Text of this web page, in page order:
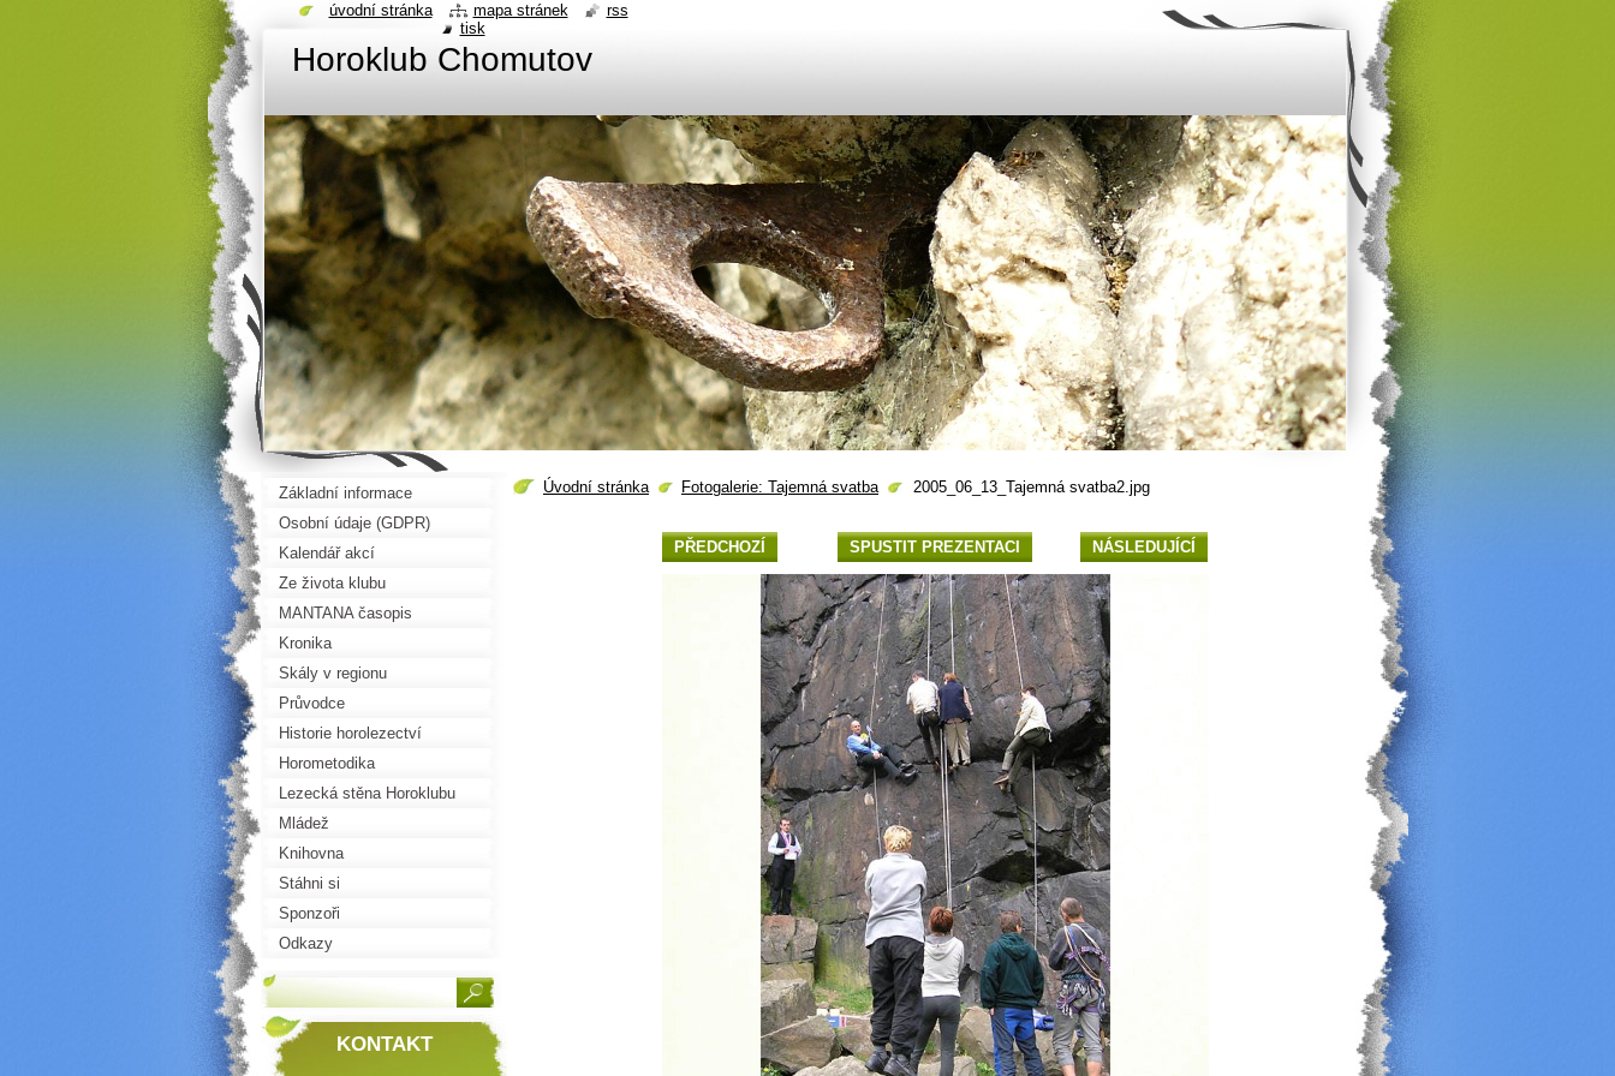
Horoklub Chomutov
Úvodní stránka Fotogalerie: Tajemná svatba 2005_06_13_Tajemná svatba2.jpg
PŘEDCHOZÍ SPUSTIT PREZENTACI NÁSLEDUJÍCÍ
Základní informace
Osobní údaje (GDPR)
Kalendář akcí
Ze života klubu
MANTANA časopis
Kronika
Skály v regionu
Průvodce
Historie horolezectví
Horometodika
Lezecká stěna Horoklubu
Mládež
Knihovna
Stáhni si
Sponzoři
Odkazy
KONTAKT
úvodní stránka mapa stránek
rss
tisk